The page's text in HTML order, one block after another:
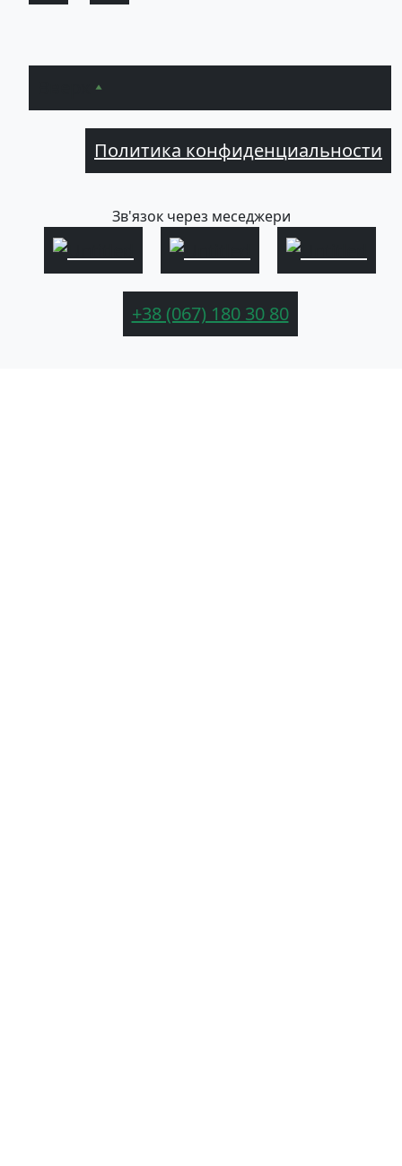
Политика конфиденциальности
Зв'язок через меседжери
+38 (067) 180 30 80